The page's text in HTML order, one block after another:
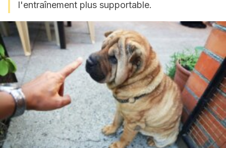
l'entraînement plus supportable.